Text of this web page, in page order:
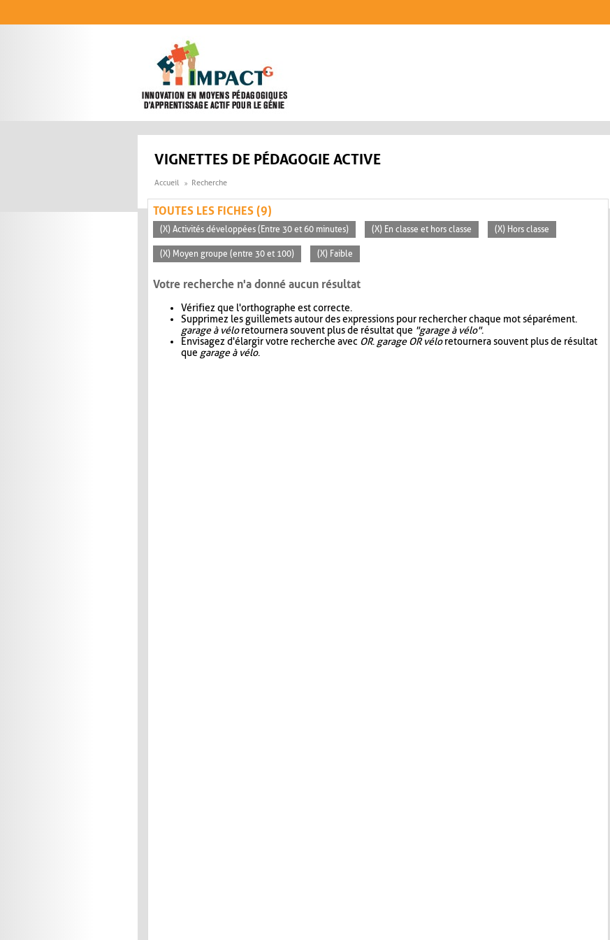
VIGNETTES DE PÉDAGOGIE ACTIVE
Accueil Recherche
TOUTES LES FICHES (9)
(X) Activités développées (Entre 30 et 60 minutes) (X) En classe et hors classe (X) Hors classe
(X) Moyen groupe (entre 30 et 100) (X) Faible
Votre recherche n'a donné aucun résultat
Vérifiez que l'orthographe est correcte.
Supprimez les guillemets autour des expressions pour rechercher chaque mot séparément.
garage à véloretournera souvent plus de résultat que "garage à vélo".
Envisagez d'élargir votre recherche avec OR. garage OR véloretournera souvent plus de résultat
que garage à vélo.